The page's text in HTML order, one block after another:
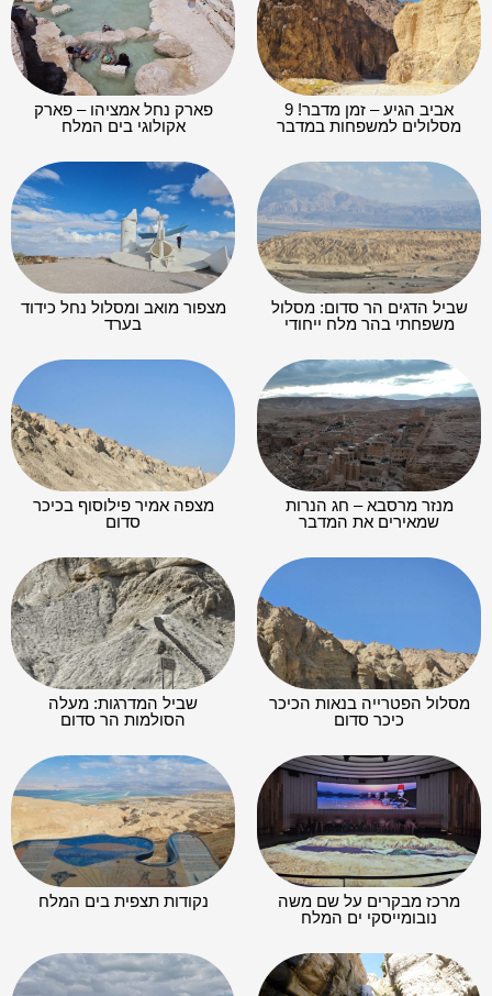
אביב הגיע – זמן מדבר! 9
מסלולים למשפחות במדבר
פארק נחל אמציהו – פארק
אקולוגי בים המלח
שביל הדגים הר סדום: מסלול
משפחתי בהר מלח ייחודי
מצפור מואב ומסלול נחל כידוד
בערד
מנזר מרסבא – חג הנרות
שמאירים את המדבר
מצפה אמיר פילוסוף בכיכר
סדום
מסלול הפטרייה בנאות הכיכר
כיכר סדום
שביל המדרגות: מעלה
הסולמות הר סדום
מרכז מבקרים על שם משה
נובומייסקי ים המלח
נקודות תצפית בים המלח